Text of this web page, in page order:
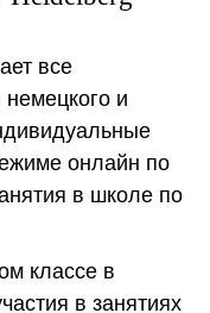
все
и
онлайн по
в школе по
классе в
в занятиях